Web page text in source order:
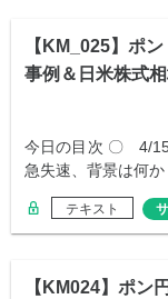
【KM_025】ポ
事例＆日米株式
今日の目次 〇 4/
急失速、背景は何
テキスト
【KM024】ポン